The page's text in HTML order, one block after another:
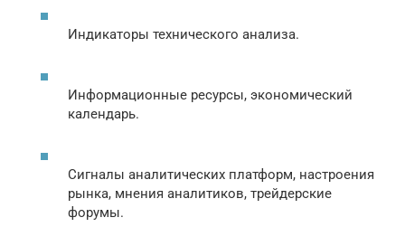
Индикаторы технического анализа.
Информационные ресурсы, экономический
календарь.
Сигналы аналитических платформ, настроения
рынка, мнения аналитиков, трейдерские
форумы.